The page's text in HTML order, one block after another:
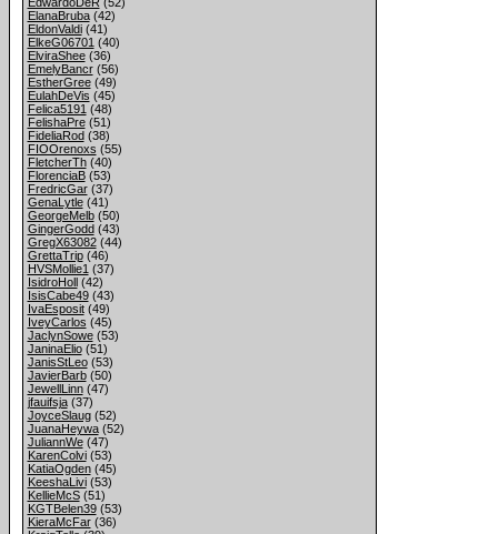
ElanaBruba(42)
EldonValdi(41)
ElkeG06701 (40)
ElviraShee(36)
EmelyBancr(56)
EstherGree(49)
EulahDeVis (45)
Felica5191 (48)
FelishaPre(51)
FideliaRod(38)
FIOOrenoxs (55)
FletcherTh(40)
FlorenciaB(53)
FredricGar(37)
GenaLytle(41)
GeorgeMelb(50)
GingerGodd(43)
GregX63082(44)
GrettaTrip(46)
HVSMollie1 (37)
IsidroHoll(42)
IsisCabe49(43)
IvaEsposit(49)
IveyCarlos (45)
JaclynSowe(53)
JaninaElio(51)
JanisStLeo(53)
JavierBarb(50)
JewellLinn(47)
jfauifsja(37)
JoyceSlaug(52)
JuanaHeywa(52)
JuliannWe(47)
KarenColvi(53)
KatiaOgden(45)
KeeshaLivi(53)
KellieMcS(51)
KGTBelen39(53)
KieraMcFar(36)